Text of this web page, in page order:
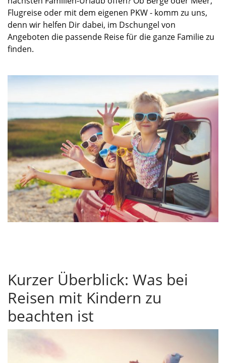
Flugreise oder mit dem eigenen PKW - komm zu uns,
denn wir helfen Dir dabei, im Dschungel von
Angeboten die passende Reise für die ganze Familie zu
finden.
Kurzer Überblick: Was bei
Reisen mit Kindern zu
beachten ist